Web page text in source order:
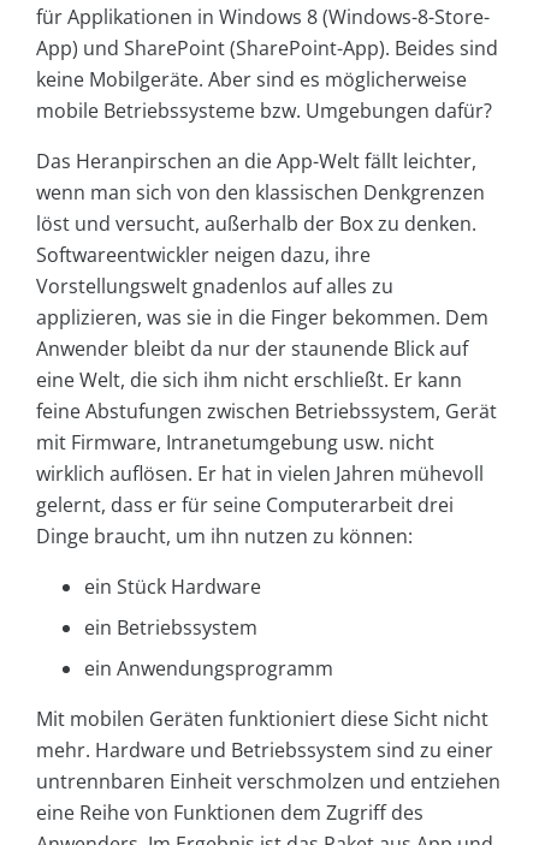
für Applikationen in Windows 8 (Windows-8-Store-
App) und SharePoint (SharePoint-App). Beides sind
keine Mobilgeräte. Aber sind es möglicherweise
mobile Betriebssysteme bzw. Umgebungen dafür?
Das Heranpirschen an die App-Welt fällt leichter,
wenn man sich von den klassischen Denkgrenzen
löst und versucht, außerhalb der Box zu denken.
Softwareentwickler neigen dazu, ihre
Vorstellungswelt gnadenlos auf alles zu
applizieren, was sie in die Finger bekommen. Dem
Anwender bleibt da nur der staunende Blick auf
eine Welt, die sich ihm nicht erschließt. Er kann
feine Abstufungen zwischen Betriebssystem, Gerät
mit Firmware, Intranetumgebung usw. nicht
wirklich auflösen. Er hat in vielen Jahren mühevoll
gelernt, dass er für seine Computerarbeit drei
Dinge braucht, um ihn nutzen zu können:
ein Stück Hardware
ein Betriebssystem
ein Anwendungsprogramm
Mit mobilen Geräten funktioniert diese Sicht nicht
mehr. Hardware und Betriebssystem sind zu einer
untrennbaren Einheit verschmolzen und entziehen
eine Reihe von Funktionen dem Zugriff des